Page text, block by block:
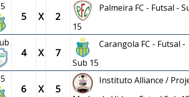
5 X 2
Palmeira FC - Futsal -
15
4 X 7
Carangola FC - Futsal -
Sub 15
6 X 5
Instituto Alliance /